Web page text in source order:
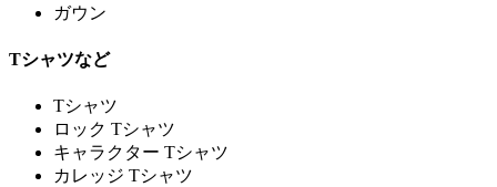
ガウン
Tシャツなど
Tシャツ
ロック Tシャツ
キャラクター Tシャツ
カレッジ Tシャツ